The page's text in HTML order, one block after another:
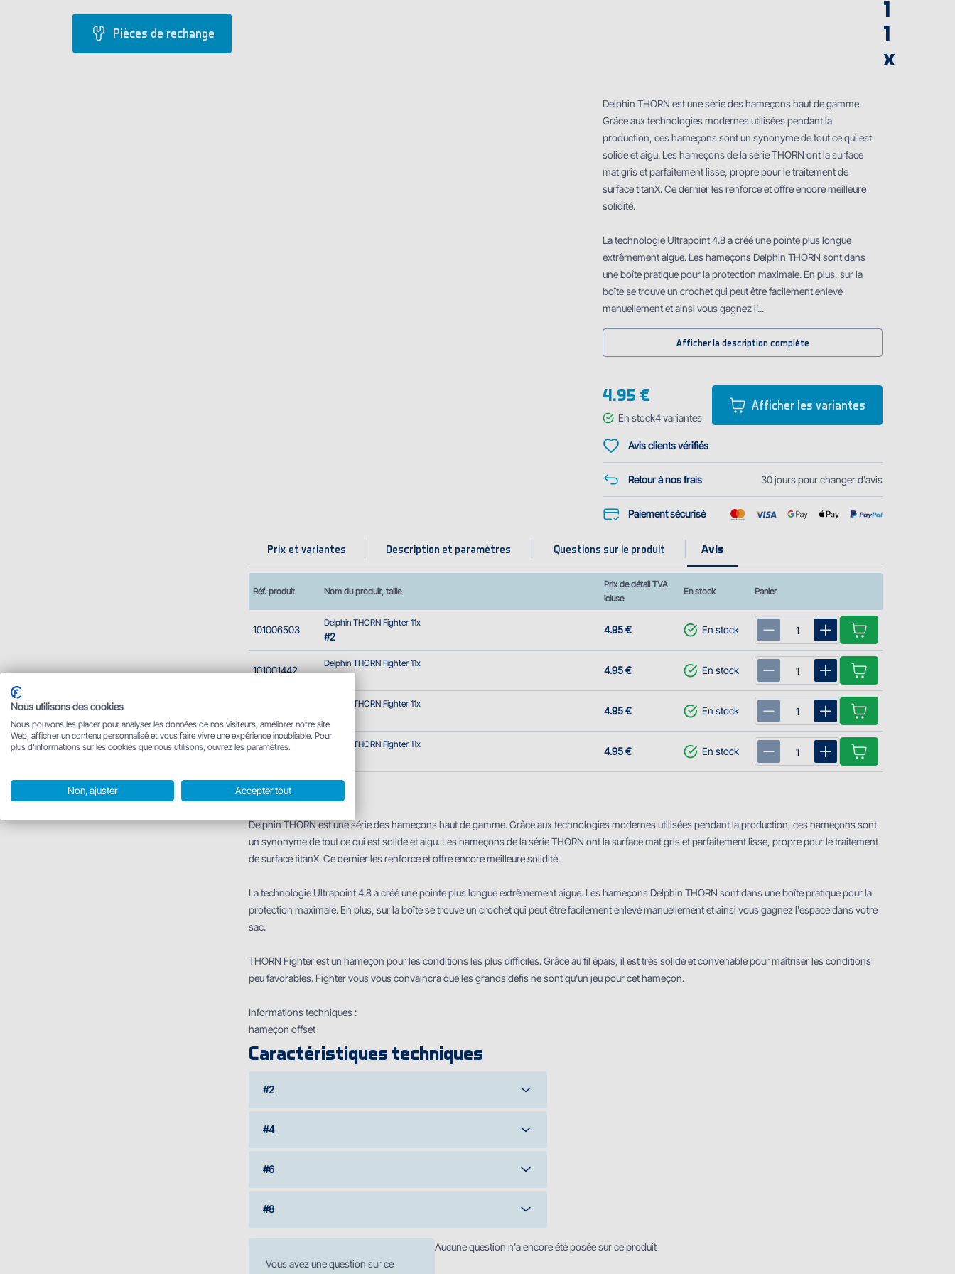
Pièces de rechange
1
1
x
Delphin THORN est une série des hameҫons haut de gamme.
Grâce aux technologies modernes utilisées pendant la
production, ces hameҫons sont un synonyme de tout ce qui est
solide et aigu. Les hameҫons de la série THORN ont la surface
mat gris et parfaitement lisse, propre pour le traitement de
surface titanX. Ce dernier les renforce et offre encore meilleure
solidité.
La technologie Ultrapoint 4.8 a créé une pointe plus longue
extrêmement aigue. Les hameҫons Delphin THORN sont dans
une boîte pratique pour la protection maximale. En plus, sur la
boîte se trouve un crochet qui peut être facilement enlevé
manuellement et ainsi vous gagnez l'...
Afficher la description complète
4.95 €
En stock4variantes
Afficher les variantes
Avis clients vérifiés
Retour à nos frais 30 jours pour changer d'avis
Paiement sécurisé
Prix et variantes Description et paramètres Questions sur le produit
Réf. produit Nom du produit, taille
Prix de détail TVA
icluse
En stock Panier
101006503
Delphin THORN Fighter 11x
#2
4.95 € En stock
101001442
Delphin THORN Fighter 11x
4.95 € En stock
Delphin THORN Fighter 11x
4.95 € En stock
101001444
Delphin THORN Fighter 11x
4.95 € En stock
Description
Delphin THORN est une série des hameҫons haut de gamme. Grâce aux technologies modernes utilisées pendant la production, ces hameҫons sont
un synonyme de tout ce qui est solide et aigu. Les hameҫons de la série THORN ont la surface mat gris et parfaitement lisse, propre pour le traitement
de surface titanX. Ce dernier les renforce et offre encore meilleure solidité.
La technologie Ultrapoint 4.8 a créé une pointe plus longue extrêmement aigue. Les hameҫons Delphin THORN sont dans une boîte pratique pour la
protection maximale. En plus, sur la boîte se trouve un crochet qui peut être facilement enlevé manuellement et ainsi vous gagnez l'espace dans votre
sac.
THORN Fighter est un hameҫon pour les conditions les plus difficiles. Grâce au fil épais, il est très solide et convenable pour maîtriser les conditions
peu favorables. Fighter vous vous convaincra que les grands défis ne sont qu'un jeu pour cet hameçon.
Informations techniques :
hameҫon offset
Caractéristiques techniques
#2
#4
#6
#8
Vous avez une question sur ce
Aucune question n'a encore été posée sur ce produit
Nous utilisons des cookies
Nous pouvons les placer pour analyser les données de nos visiteurs, améliorer notre site
Web, afficher un contenu personnalisé et vous faire vivre une expérience inoubliable. Pour
plus d'informations sur les cookies que nous utilisons, ouvrez les paramètres.
Non, ajuster Accepter tout